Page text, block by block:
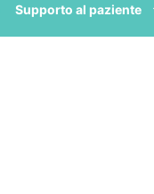
Supporto al paziente